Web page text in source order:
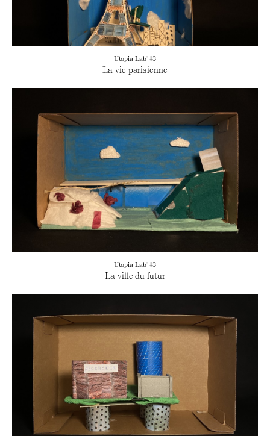
Utopia Lab' #3
La vie parisienne
Utopia Lab' #3
La ville du futur